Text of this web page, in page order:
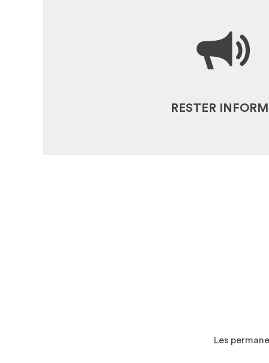
RESTER
TOUTE
ESPACE PRESSE ET
Les